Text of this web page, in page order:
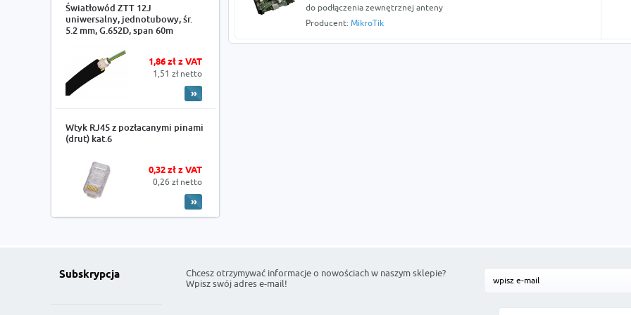
Światłowód ZTT 12J
uniwersalny, jednotubowy, śr.
5.2 mm, G.652D, span 60m
1,86 zł z VAT
1,51 zł netto
Wtyk RJ45 z pozłacanymi pinami
(drut) kat.6
0,32 zł z VAT
0,26 zł netto
do podłączenia zewnętrznej anteny
Producent: MikroTik
Subskrypcja
Chcesz otrzymywać informacje o nowościach w naszym sklepie?
Wpisz swój adres e-mail!